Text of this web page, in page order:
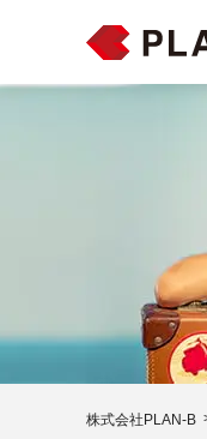
株式会社PLAN-B